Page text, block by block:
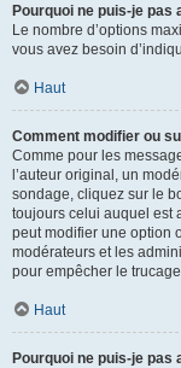
Pourquoi ne puis-je pas
Le nombre d’options
vous avez besoin
Haut
Comment modifier ou
Comme pour les
l’auteur original, un
sondage, cliquez sur le
toujours celui auquel est
peut modifier une option
modérateurs et les
pour empêcher le
Haut
Pourquoi ne puis-je pas